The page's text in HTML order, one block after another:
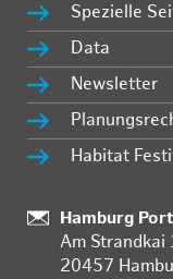
Spezielle
Data
Newsletter
Habitat
Standort:
Hamburg
Am Strandkai
20457